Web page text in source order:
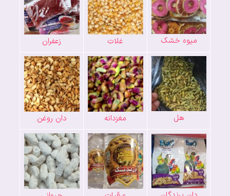
میوه خشک غلات زعفران
هل مغزدانه دان روغن